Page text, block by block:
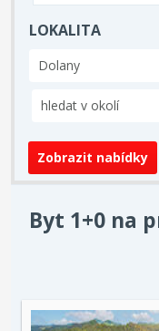
LOKALITA
hledat v okolí
Byt 1+0 na